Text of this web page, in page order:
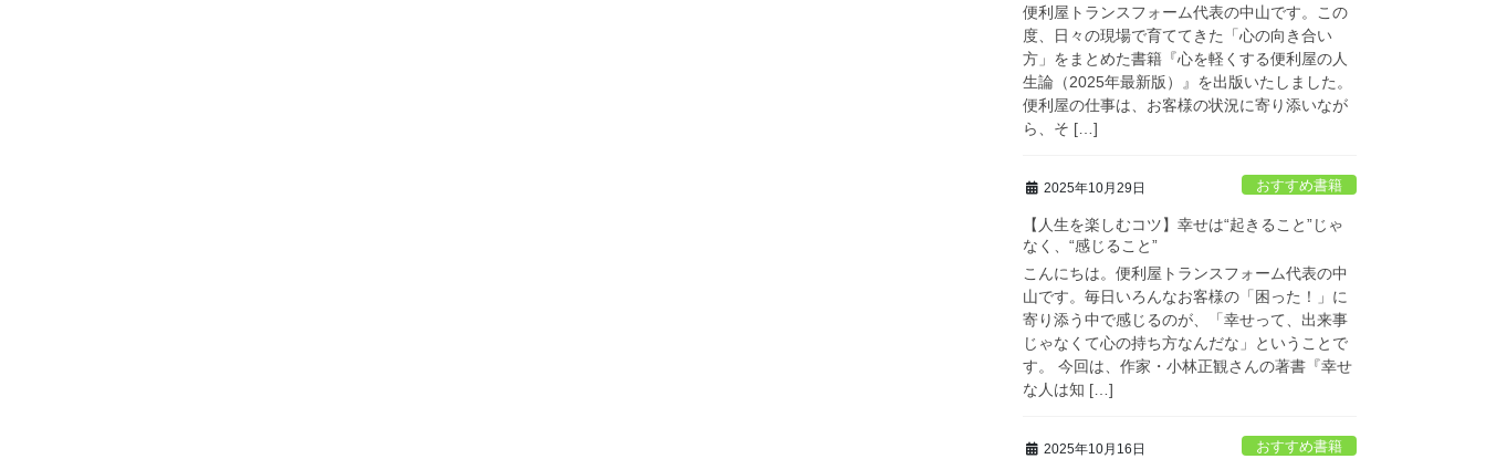
便利屋トランスフォーム代表の中山です。この
度、日々の現場で育ててきた「心の向き合い
方」をまとめた書籍『心を軽くする便利屋の人
生論（2025年最新版）』を出版いたしました。
便利屋の仕事は、お客様の状況に寄り添いなが
ら、そ […]
2025年10月29日 おすすめ書籍
【人生を楽しむコツ】幸せは“起きること”じゃ
なく、“感じること”
こんにちは。便利屋トランスフォーム代表の中
山です。毎日いろんなお客様の「困った！」に
寄り添う中で感じるのが、「幸せって、出来事
じゃなくて心の持ち方なんだな」ということで
す。 今回は、作家・小林正観さんの著書『幸せ
な人は知 […]
2025年10月16日 おすすめ書籍